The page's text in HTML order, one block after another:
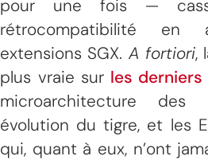
pour une fois —
rétrocompatibilité en
extensions SGX. A fortiori,
plus vraie sur les derniers
microarchitecture
évolution du tigre, et les
qui, quant à eux, n’ont